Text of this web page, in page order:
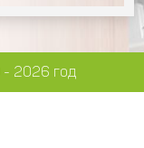
- 2026 год